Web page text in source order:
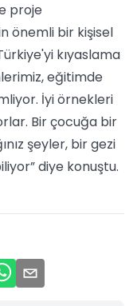
proje
önemli bir kişisel
kıyaslama
eğitimde
İyi örnekleri
Bir çocuğa bir
şeyler, bir gezi
diye konuştu.